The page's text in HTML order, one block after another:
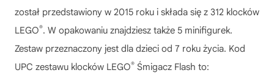
został przedstawiony w 2015 roku i składa się z 312 klocków
LEGO®. W opakowaniu znajdziesz także 5 minifigurek.
Zestaw przeznaczony jest dla dzieci od 7 roku życia. Kod
UPC zestawu klocków LEGO® Śmigacz Flash to: